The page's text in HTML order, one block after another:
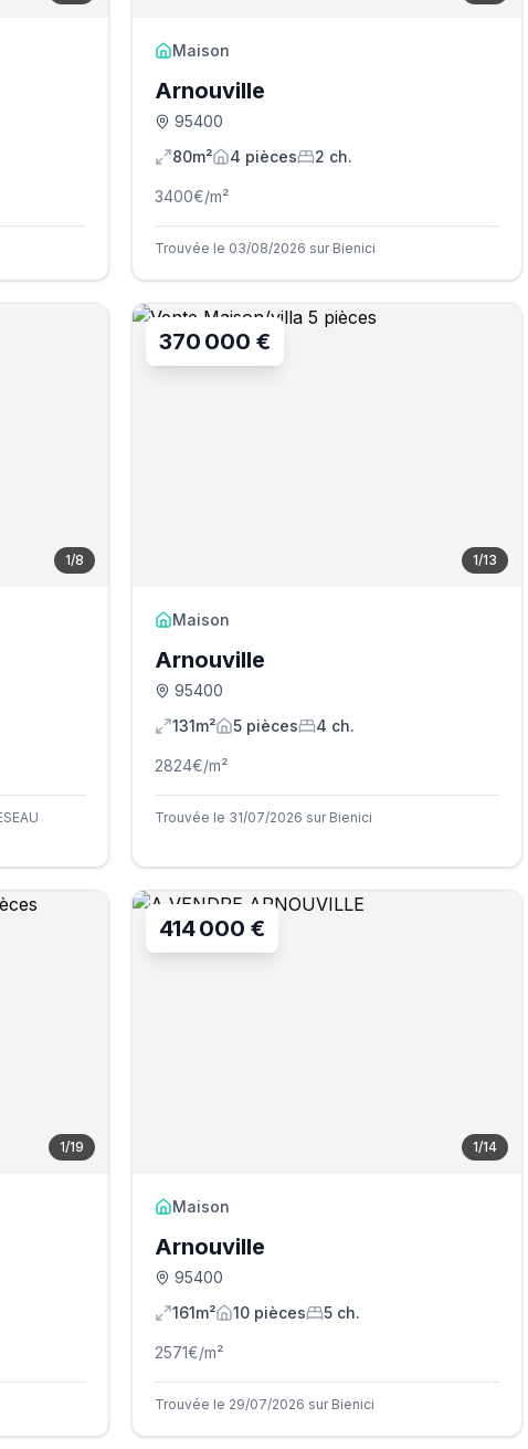
Maison
Arnouville
95400
80m²
4 pièces 2 ch.
3400€/m²
Trouvée le 03/08/2026 sur Bienici
1/8 1/13
370 000 €
Maison
Arnouville
95400
131m²
5pièces 4 ch.
2824€/m²
Trouvée le 31/07/2026 sur Bienici
1/19 1/14
414 000 €
Maison
Arnouville
95400
161m²
10pièces 5ch.
2571€/m²
Trouvée le 29/07/2026 sur Bienici